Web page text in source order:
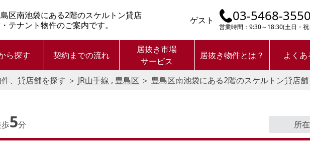
区南池袋にある2階のスケルトン貸店
テナント物件のご案内です。
ゲスト 03-5468-3550
営業時間：9:30～18:30(土日・
ら探す 契約までの流れ
居抜き市場
サービス
居抜き物件とは？ よく
、貸店舗を探す ＞ JR山手線 , 豊島区 ＞ 豊島区南池袋にある2階のスケルトン貸店
5分 所